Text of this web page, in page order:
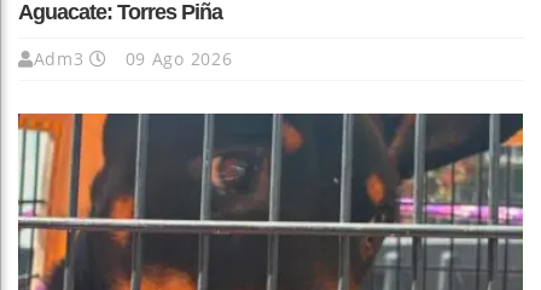
Aguacate: Torres Piña
Adm3 09 Ago 2026